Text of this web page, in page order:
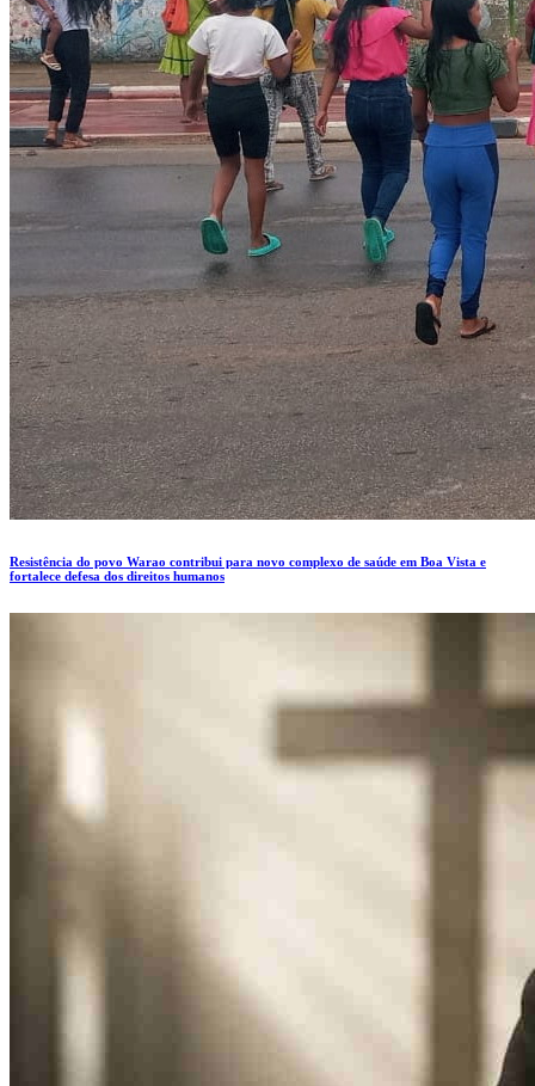
Resistência do povo Warao contribui para novo complexo de saúde em Boa Vista e
fortalece defesa dos direitos humanos